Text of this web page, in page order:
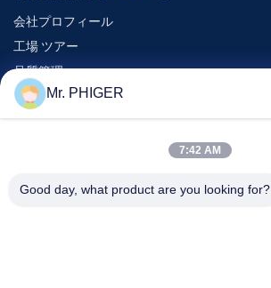
会社プロフィール
工場 ツアー
品質管理
地図
連絡 ください
イベント
Mr. PHIGER
7:42 AM
Good day, what product are you looking for?